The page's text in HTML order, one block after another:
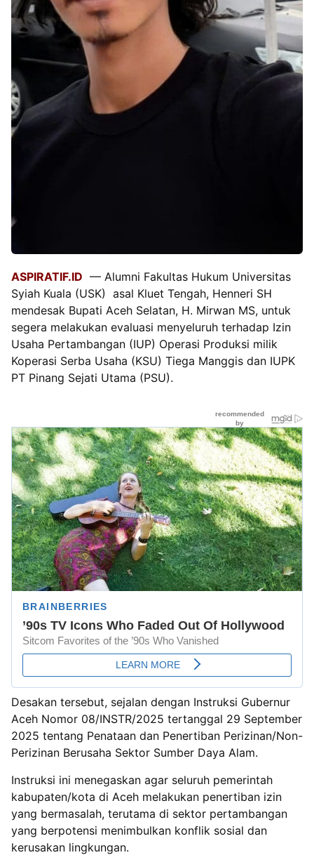
ASPIRATIF.ID — Alumni Fakultas Hukum Universitas
Syiah Kuala (USK) asal Kluet Tengah, Henneri SH
mendesak Bupati Aceh Selatan, H. Mirwan MS, untuk
segera melakukan evaluasi menyeluruh terhadap Izin
Usaha Pertambangan (IUP) Operasi Produksi milik
Koperasi Serba Usaha (KSU) Tiega Manggis dan IUPK
PT Pinang Sejati Utama (PSU).
Desakan tersebut, sejalan dengan Instruksi Gubernur
Aceh Nomor 08/INSTR/2025 tertanggal 29 September
2025 tentang Penataan dan Penertiban Perizinan/Non-
Perizinan Berusaha Sektor Sumber Daya Alam.
Instruksi ini menegaskan agar seluruh pemerintah
kabupaten/kota di Aceh melakukan penertiban izin
yang bermasalah, terutama di sektor pertambangan
yang berpotensi menimbulkan konflik sosial dan
kerusakan lingkungan.